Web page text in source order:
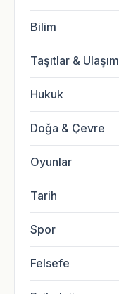
Bilim
Taşıtlar & Ulaşım
Hukuk
Doğa & Çevre
Oyunlar
Tarih
Spor
Felsefe